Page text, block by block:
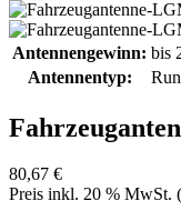
Antennengewinn: bis
Antennentyp:
80,67 €
Preis inkl. 20 % MwSt.